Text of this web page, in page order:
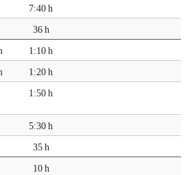
7:40 h
36 h
1:10 h
1:20 h
1:50 h
5:30 h
35 h
10 h